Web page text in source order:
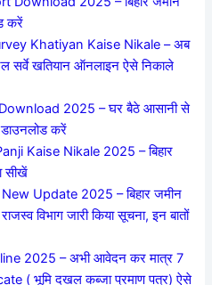
करें
Khatiyan Kaise Nikale – अब
सर्वे खतियान ऑनलाइन ऐसे निकाले
2025 – घर बैठे आसानी से
करें
Kaise Nikale 2025 – बिहार
सीखें
Update 2025 – बिहार जमीन
विभाग जारी किया सूचना, इन बातों
2025 – अभी आवेदन कर मात्र 7
( भूमि दखल कब्जा प्रमाण पत्र) ऐसे